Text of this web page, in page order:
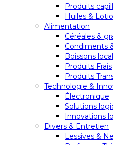
Produits
Huiles &
Alimentation
Céréales &
Condiments
Boissons
Produits Frais
Produits
Technologie &
Électronique
Solutions
Innovations
Divers & Entretien
Lessives &